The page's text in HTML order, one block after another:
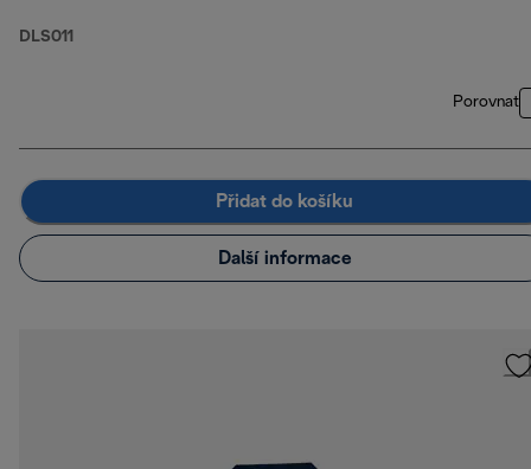
DLS011
Porovnat
Přidat do košíku
Další informace